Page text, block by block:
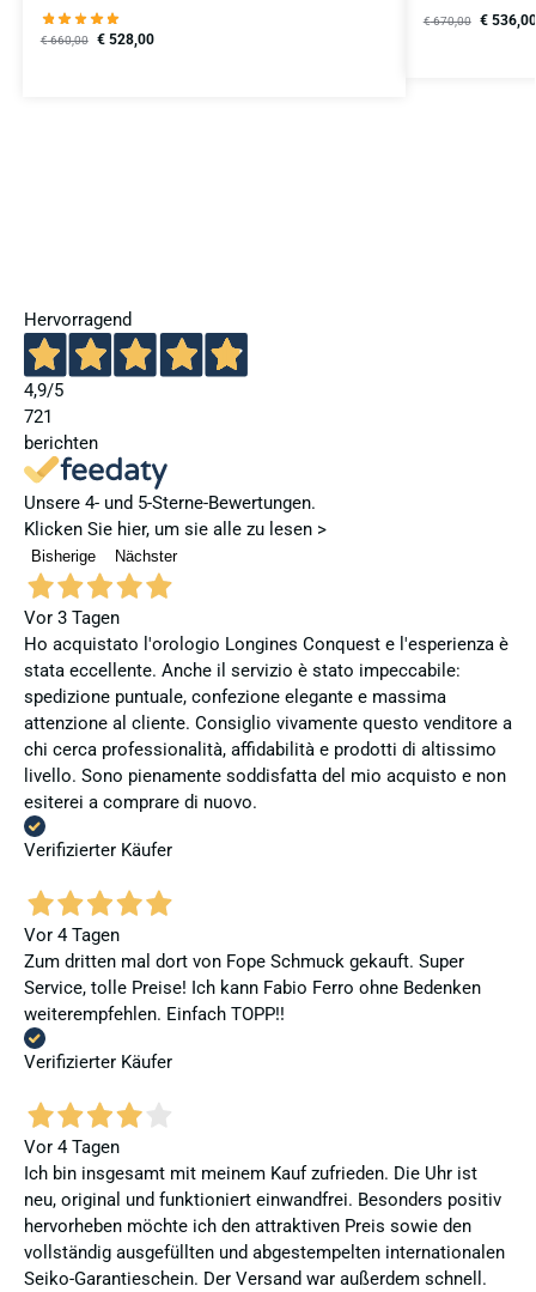
€660,00 €528,00
€670,00 €536,00
Hervorragend
4,9/5
721
berichten
Unsere 4- und 5-Sterne-Bewertungen.
Klicken Sie hier, um sie alle zu lesen >
Bisherige Nächster
Vor 3 Tagen
Ho acquistato l'orologio Longines Conquest e l'esperienza è
stata eccellente. Anche il servizio è stato impeccabile:
spedizione puntuale, confezione elegante e massima
attenzione al cliente. Consiglio vivamente questo venditore a
chi cerca professionalità, affidabilità e prodotti di altissimo
livello. Sono pienamente soddisfatta del mio acquisto e non
esiterei a comprare di nuovo.
Verifizierter Käufer
Vor 4 Tagen
Zum dritten mal dort von Fope Schmuck gekauft. Super
Service, tolle Preise! Ich kann Fabio Ferro ohne Bedenken
weiterempfehlen. Einfach TOPP!!
Verifizierter Käufer
Vor 4 Tagen
Ich bin insgesamt mit meinem Kauf zufrieden. Die Uhr ist
neu, original und funktioniert einwandfrei. Besonders positiv
hervorheben möchte ich den attraktiven Preis sowie den
vollständig ausgefüllten und abgestempelten internationalen
Seiko-Garantieschein. Der Versand war außerdem schnell.